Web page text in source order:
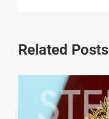
Related Posts